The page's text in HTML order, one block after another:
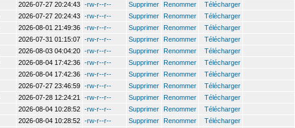
2026-07-27 20:24:43 -rw-r--r-- Supprimer Renommer
Télécharger
2026-07-27 20:24:43 -rw-r--r-- Supprimer Renommer
Télécharger
2026-08-01 21:49:36 -rw-r--r-- Supprimer Renommer
Télécharger
2026-07-31 01:15:07 -rw-r--r-- Supprimer Renommer
Télécharger
2026-08-03 04:04:20 -rw-r--r-- Supprimer Renommer
Télécharger
2026-08-04 17:42:36 -rw-r--r-- Supprimer Renommer
Télécharger
2026-08-04 17:42:36 -rw-r--r-- Supprimer Renommer
Télécharger
2026-07-27 23:46:59 -rw-r--r-- Supprimer Renommer
Télécharger
2026-07-28 12:24:21 -rw-r--r-- Supprimer Renommer
Télécharger
2026-08-04 10:28:52 -rw-r--r-- Supprimer Renommer
Télécharger
2026-08-04 10:28:52 -rw-r--r-- Supprimer Renommer
Télécharger